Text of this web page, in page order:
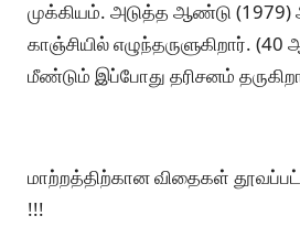
முக்கியம். அடுத்த ஆண்டு (1979)
காஞ்சியில் எழுந்தருளுகிறார்.
மீண்டும் இப்போது தரிசனம்
மாற்றத்திற்கான விதைகள்
!!!